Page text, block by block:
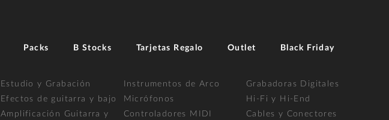
Packs B Stocks Tarjetas Regalo Outlet Black Friday
Estudio y Grabación
Efectos de guitarra y bajo
Amplificación Guitarra y
Instrumentos de Arco
Micrófonos
Controladores MIDI
Grabadoras Digitales
Hi-Fi y Hi-End
Cables y Conectores